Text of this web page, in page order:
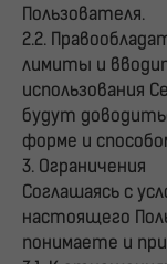
Пользователя.
2.2.
лимиты и
использования
будут
форме и
3. Ограничения
Соглашаясь с
настоящего
понимаете и